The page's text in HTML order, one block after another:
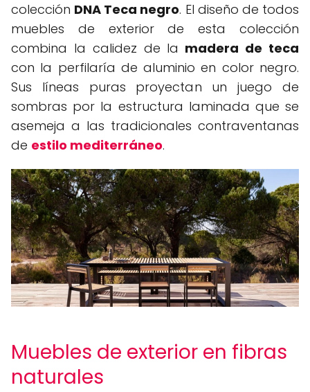
colección DNA Teca negro. El diseño de todos
muebles de exterior de esta colección
combina la calidez de la madera de teca
con la perfilaría de aluminio en color negro.
Sus líneas puras proyectan un juego de
sombras por la estructura laminada que se
asemeja a las tradicionales contraventanas
de estilo mediterráneo.
Muebles de exterior en fibras
naturales